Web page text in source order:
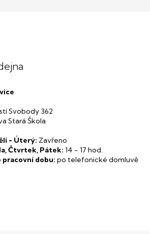
Svobody 362
Stará Škola
- Úterý: Zavřeno
Čtvrtek, Pátek: 14 - 17 hod.
pracovní dobu: po telefonické domluvě